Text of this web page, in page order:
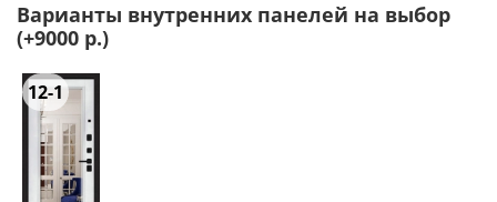
Варианты внутренних панелей на выбор
(+9000 р.)
12-1